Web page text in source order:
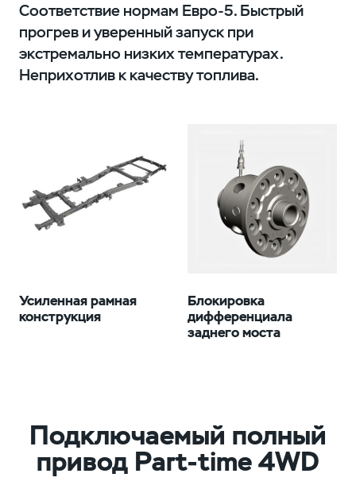
Соответствие нормам Евро-5. Быстрый
прогрев и уверенный запуск при
экстремально низких температурах.
Неприхотлив к качеству топлива.
Усиленная рамная
конструкция
Блокировка
дифференциала
заднего моста
Подключаемый полный
привод Part-time 4WD